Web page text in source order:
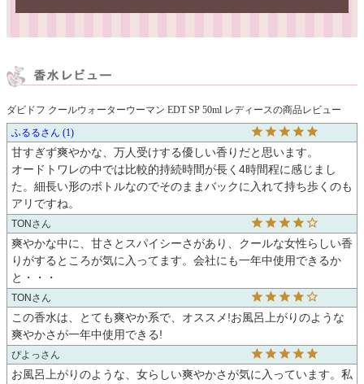
ダビドフ クールウォーターウーマン EDT SP 50ml レディースの商品レビュー
ふるる
1
甘すぎず爽やかな、万人受けする優しい香りだと思います。
オードトワレの中では比較的持続時間が長く4時間程に感じまし
た。細長い形のボトルなのでそのままバックに入れて持ち歩くのも
アリですね。
TON
爽やかな中に、甘さとスパイシーさがあり、クールな女性らしい香
りがするところが気に入ってます。会社にも一年中使用できるか
と・・・
TON
この香水は、とても爽やか系で、オススメ!お風呂上がりのような
爽やかさが一年中使用できる!
ぴよっ
お風呂上がりのような、女らしい爽やかさが気に入っています。私